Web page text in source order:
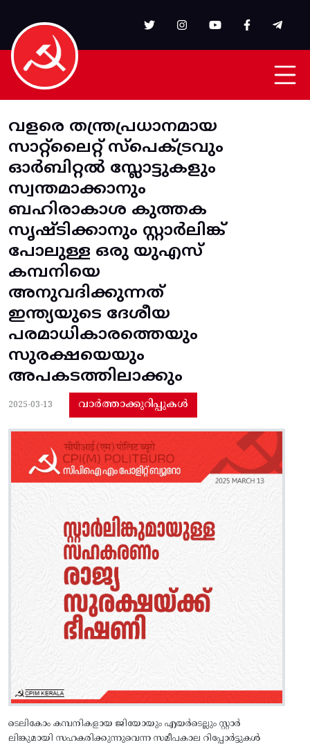
വളരെ തന്ത്രപ്രധാനമായ
സാറ്റ്‌ലൈറ്റ് സ്പെക്ട്രവും
ഓർബിറ്റൽ സ്ലോട്ടുകളും
സ്വന്തമാക്കാനും
ബഹിരാകാശ കുത്തക
സൃഷ്ടിക്കാനും സ്റ്റാർലിങ്ക്‌
പോലുള്ള ഒരു യുഎസ്
കമ്പനിയെ
അനുവദിക്കുന്നത്
ഇന്ത്യയുടെ ദേശീയ
പരമാധികാരത്തെയും
സുരക്ഷയെയും
അപകടത്തിലാക്കും
2025-03-13 വാർത്താക്കുറിപ്പുകൾ
ടെലികോം കമ്പനികളായ ജിയോയും എയർടെല്ലും സ്റ്റാർ
ലിങ്കുമായി സഹകരിക്കുന്നുവെന്ന സമീപകാല റിപ്പോർട്ടുകൾ